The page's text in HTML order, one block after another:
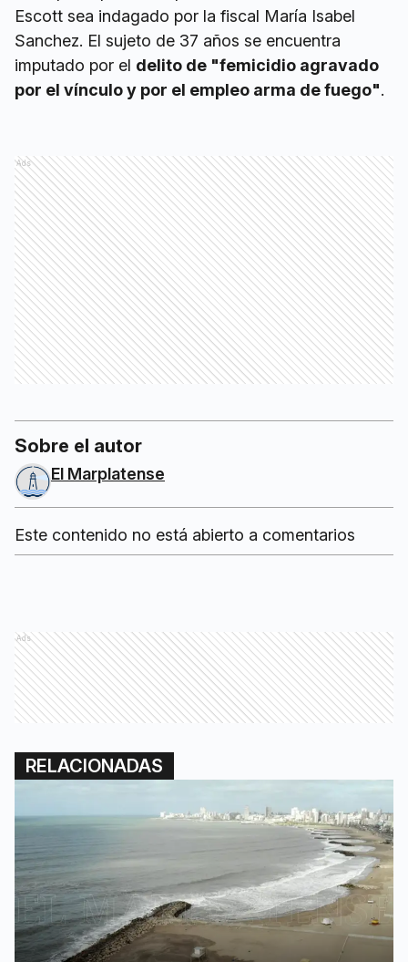
Escott sea indagado por la fiscal María Isabel
Sanchez. El sujeto de 37 años se encuentra
imputado por el delito de "femicidio agravado
por el vínculo y por el empleo arma de fuego".
Ads
Sobre el autor
El Marplatense
Este contenido no está abierto a comentarios
Ads
RELACIONADAS